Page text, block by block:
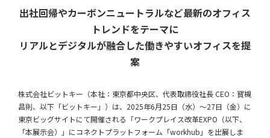
出社回帰やカーボンニュートラルなど最新のオフィス
トレンドをテーマに
リアルとデジタルが融合した働きやすいオフィスを提
案
株式会社ビットキー（本社：東京都中央区、代表取締役社長 CEO：寳槻
昌則、以下「ビットキー」）は、2025年6月25日（水）〜27日（金）に
東京ビッグサイトにて開催される「ワークプレイス改革EXPO（以下、
「本展示会）」にコネクトプラットフォーム「workhub」を出展しま